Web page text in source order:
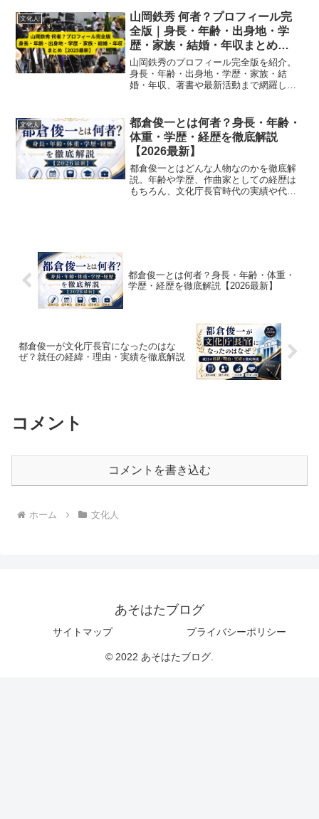
文化人
山岡鉄秀 何者？プロフィール完
全版｜身長・年齢・出身地・学
歴・家族・結婚・年収まとめ
【2025最新】
山岡鉄秀のプロフィール完全版を紹介。
身長・年齢・出身地・学歴・家族・結
婚・年収、著書や最新活動まで網羅し、
文化人
都倉俊一とは何者？身長・年齢・
体重・学歴・経歴を徹底解説
【2026最新】
都倉俊一とはどんな人物なのかを徹底解
説。年齢や学歴、作曲家としての経歴は
もちろん、文化庁長官時代の実績や代表
都倉俊一とは何者？身長・年齢・体重・
学歴・経歴を徹底解説【2026最新】
都倉俊一が文化庁長官になったのはな
ぜ？就任の経緯・理由・実績を徹底解説
コメント
コメントを書き込む
ホーム 文化人
あそはたブログ
サイトマップ プライバシーポリシー
© 2022 あそはたブログ.